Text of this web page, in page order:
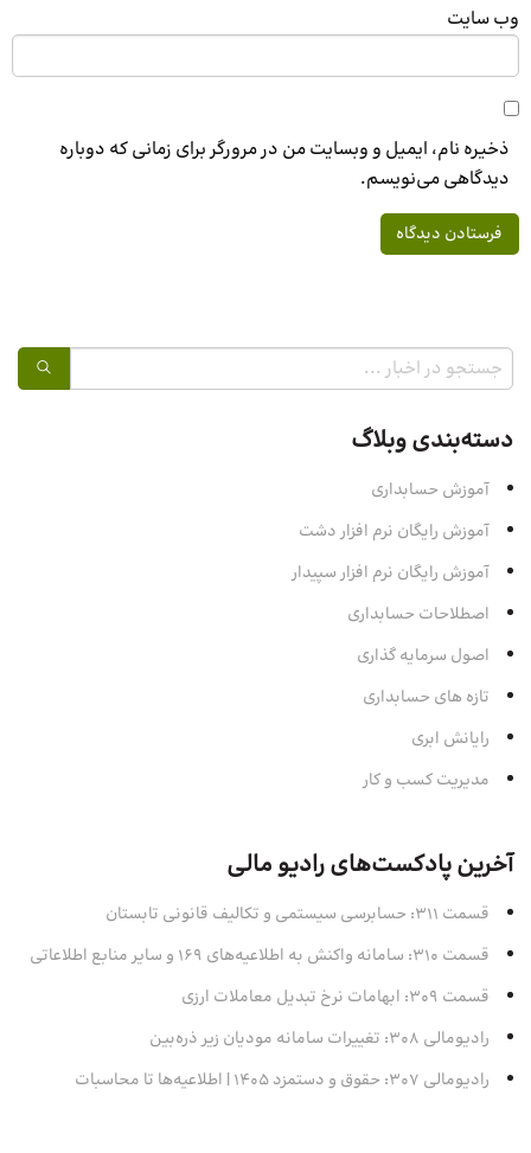
وب‌ سایت
ذخیره نام، ایمیل و وبسایت من در مرورگر برای زمانی که دوباره
دیدگاهی می‌نویسم.
دسته‌بندی وبلاگ
آموزش حسابداری
آموزش رایگان نرم افزار دشت
آموزش رایگان نرم افزار سپیدار
اصطلاحات حسابداری
اصول سرمایه‌ گذاری
تازه های حسابداری
رایانش ابری
مدیریت کسب و کار
آخرین پادکست‌های رادیو مالی
قسمت 311: حسابرسی سیستمی و تکالیف قانونی تابستان
قسمت 310: سامانه واکنش به اطلاعیه‌های 169 و سایر منابع اطلاعاتی
قسمت 309: ابهامات نرخ تبدیل معاملات ارزی
رادیومالی 308: تغییرات سامانه مودیان زیر ذره‌بین
رادیومالی 307: حقوق و دستمزد 1405 | اطلاعیه‌ها تا محاسبات